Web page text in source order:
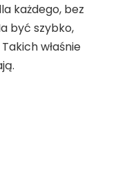
każdego, bez
być szybko,
właśnie